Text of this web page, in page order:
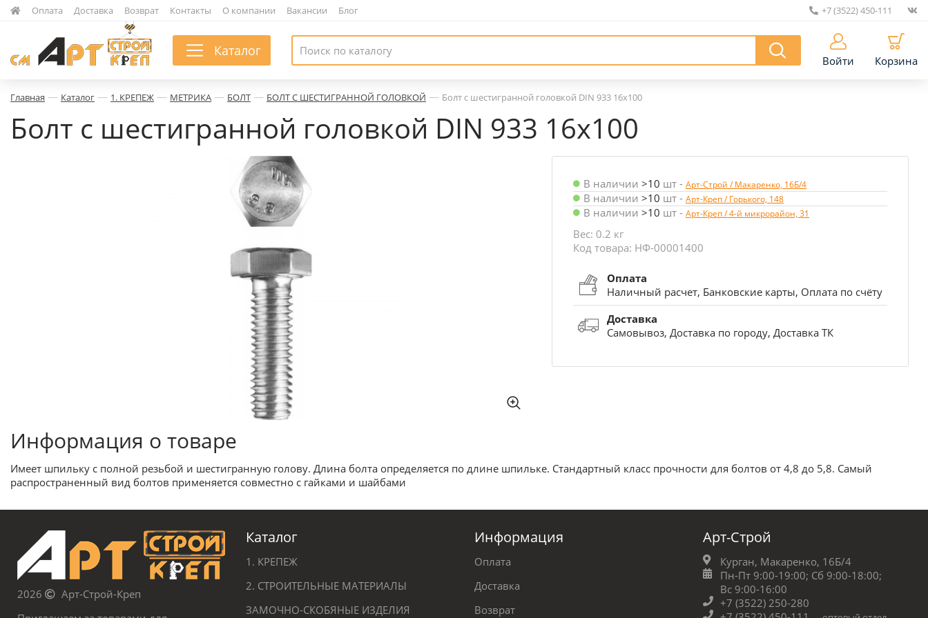
Оплата Доставка Возврат Контакты О компании Вакансии Блог +7 (3522) 450-111
Каталог
Войти Корзина
Главная — Каталог — 1. КРЕПЕЖ — МЕТРИКА — БОЛТ — БОЛТ С ШЕСТИГРАННОЙ ГОЛОВКОЙ — Болт с шестигранной головкой DIN 933 16х100
Болт с шестигранной головкой DIN 933 16х100
В наличии >10 шт - Арт-Строй / Макаренко, 16Б/4
В наличии >10 шт - Арт-Креп / Горького, 148
В наличии >10 шт - Арт-Креп / 4-й микрорайон, 31
Вес: 0.2 кг
Код товара: НФ-00001400
Оплата
Наличный расчет, Банковские карты, Оплата по счёту
Доставка
Самовывоз, Доставка по городу, Доставка ТК
Информация о товаре
Имеет шпильку с полной резьбой и шестигранную голову. Длина болта определяется по длине шпильке. Стандартный класс прочности для болтов от 4,8 до 5,8. Самый
распространенный вид болтов применяется совместно с гайками и шайбами
2026
Арт-Строй-Креп
Каталог
1. КРЕПЕЖ
2. СТРОИТЕЛЬНЫЕ МАТЕРИАЛЫ
ЗАМОЧНО-СКОБЯНЫЕ ИЗДЕЛИЯ
Информация
Оплата
Доставка
Возврат
Арт-Строй
Курган, Макаренко, 16Б/4
Пн-Пт 9:00-19:00; Сб 9:00-18:00;
Вс 9:00-16:00
+7 (3522) 250-280